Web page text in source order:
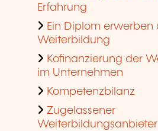
Erfahrung
Ein Diplom erwerben
Weiterbildung
Kofinanzierung der
im Unternehmen
Kompetenzbilanz
Zugelassener